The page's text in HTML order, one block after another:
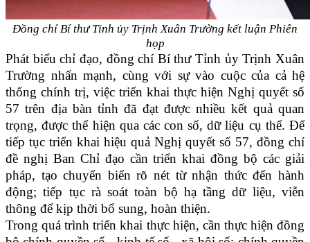
Đồng chí Bí thư Tỉnh ủy Trịnh Xuân Trường kết luận Phiên
họp
Phát biểu chỉ đạo, đồng chí Bí thư Tỉnh ủy Trịnh Xuân
Trường nhấn mạnh, cùng với sự vào cuộc của cả hệ
thống chính trị, việc triển khai thực hiện Nghị quyết số
57 trên địa bàn tỉnh đã đạt được nhiều kết quả quan
trọng, được thể hiện qua các con số, dữ liệu cụ thể. Để
tiếp tục triển khai hiệu quả Nghị quyết số 57, đồng chí
đề nghị Ban Chỉ đạo cần triển khai đồng bộ các giải
pháp, tạo chuyển biến rõ nét từ nhận thức đến hành
động; tiếp tục rà soát toàn bộ hạ tầng dữ liệu, viễn
thông để kịp thời bổ sung, hoàn thiện.
Trong quá trình triển khai thực hiện, cần thực hiện đồng